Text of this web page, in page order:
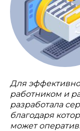
Для
работником и
разработала
благодаря
может